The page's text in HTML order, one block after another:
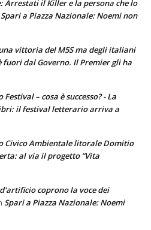
Arrestati il Killer e la persona che lo
Spari a Piazza Nazionale: Noemi non
vittoria del M5S ma degli italiani
fuori dal Governo. Il Premier gli ha
– cosa è successo? - La
il festival letterario arriva a
Civico Ambientale litorale Domitio
al via il progetto “Vita
coprono la voce dei
Spari a Piazza Nazionale: Noemi